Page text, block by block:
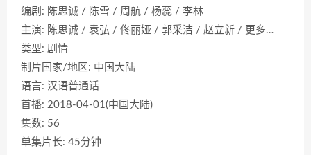
编剧: 陈思诚 / 陈雪 / 周航 / 杨蕊 / 李林
主演: 陈思诚 / 袁弘 / 佟丽娅 / 郭采洁 / 赵立新 / 更多…
类型: 剧情
制片国家/地区: 中国大陆
语言: 汉语普通话
首播: 2018-04-01(中国大陆)
集数: 56
单集片长: 45分钟